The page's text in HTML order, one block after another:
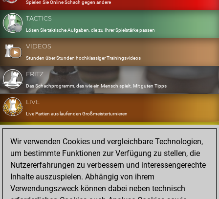
Spielen Sie Online Schach gegen andere
TACTICS
Lösen Sie taktische Aufgaben, die zu Ihrer Spielstärke passen
VIDEOS
Stunden über Stunden hochklassiger Trainingsvideos
FRITZ
Das Schachprogramm, das wie ein Mensch spielt. Mit guten Tipps
LIVE
Live Partien aus laufenden Großmeisterturnieren
OPENINGS
Erfassen und Üben Sie Ihr Eröffnungsrepertoire
DATABASE
Acht Millionen starke Partien
MYGAMES
Speichern und analysieren Sie eigene Partien in der Cloud
Wir verwenden Cookies und vergleichbare Technologien,
um bestimmte Funktionen zur Verfügung zu stellen, die
Nutzererfahrungen zu verbessern und interessengerechte
Inhalte auszuspielen. Abhängig von ihrem
Verwendungszweck können dabei neben technisch